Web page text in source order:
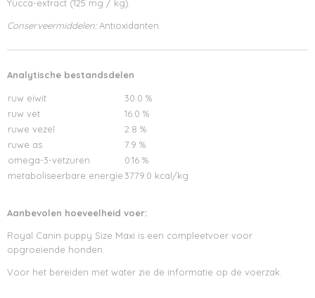
Yucca-extract (125 mg / kg).
Conserveermiddelen: Antioxidanten.
Analytische bestandsdelen
ruw eiwit
30.0 %
ruw vet
16.0 %
ruwe vezel
2.8 %
ruwe as
7.9 %
omega-3-vetzuren
0.16 %
metaboliseerbare energie3779.0 kcal/kg
Aanbevolen hoeveelheid voer:
Royal Canin puppy Size Maxi is een compleetvoer voor
opgroeiende honden.
Voor het bereiden met water zie de informatie op de voerzak.